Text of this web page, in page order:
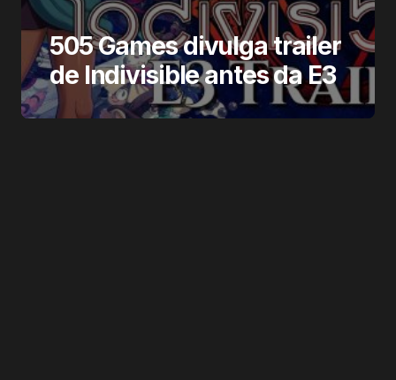
505 Games divulga trailer
de Indivisible antes da E3